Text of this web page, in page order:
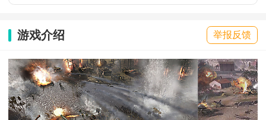
游戏介绍 举报反馈